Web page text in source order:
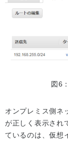
図6
オンプレミス側ネ
が正しく表示され
ているのは、仮想